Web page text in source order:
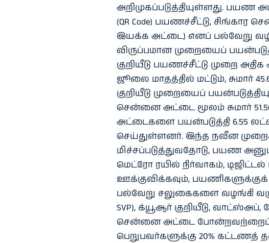
அறிமுகப்படுத்தியுள்ளது. பயண
(QR Code) பயணச்சீட்டு,
இயக்க அட்டை) எனப் பல்வேறு
விருப்பமான முறையைப்
குறியீடு பயணச்சீட்டு முறை
ஜூலை மாதத்தில் மட்டும், சுமார்
குறியீடு முறையைப்
சென்னை அட்டை மூலம் சுமார்
அட்டைகளை பயன்படுத்தி 6.55
செய்துள்ளனர். இந்த நவீன
மிச்சப்படுத்துவதோடு, பயண
மெட்ரோ ரயில் நிர்வாகம்,
ஊக்குவிக்கவும்,
பல்வேறு சலுகைகளை வழங்கி
SVP), க்யூஆர் குறியீடு, வாட்ஸ்அப்,
சென்னை அட்டை போன்றவற்றைப்
பெறுபவர்களுக்கு 20% கட்டணத்